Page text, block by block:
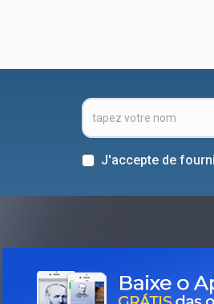
J'accepte de